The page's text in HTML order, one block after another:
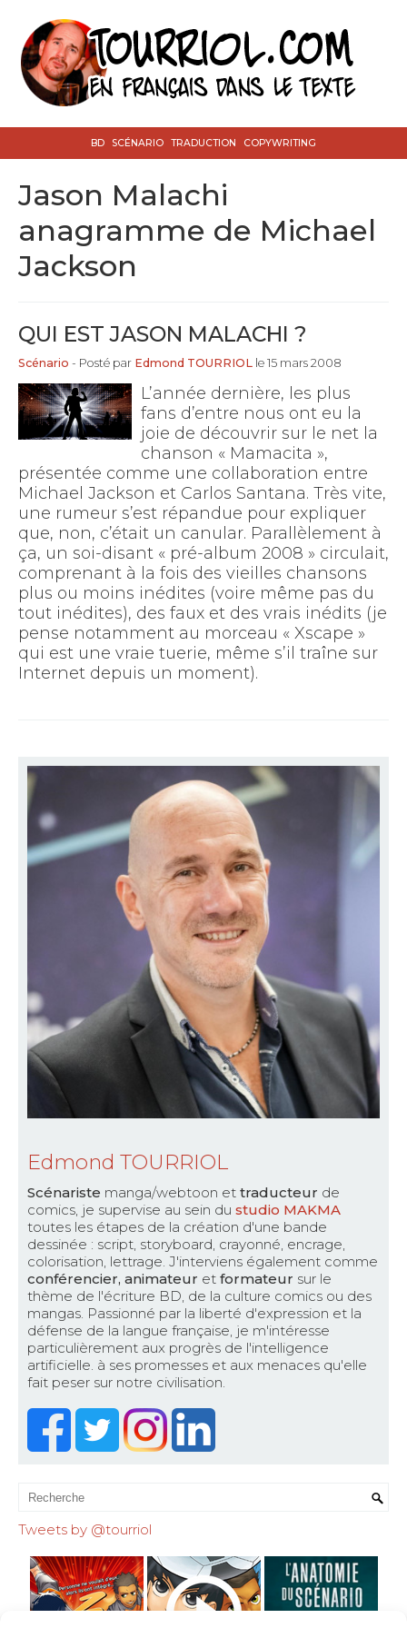
BD SCÉNARIO TRADUCTION COPYWRITING
Jason Malachi
anagramme de Michael
Jackson
QUI EST JASON MALACHI ?
Scénario - Posté par Edmond TOURRIOL le 15 mars 2008
L’année dernière, les plus
fans d’entre nous ont eu la
joie de découvrir sur le net la
chanson « Mamacita »,
présentée comme une collaboration entre
Michael Jackson et Carlos Santana. Très vite,
une rumeur s’est répandue pour expliquer
que, non, c’était un canular. Parallèlement à
ça, un soi-disant « pré-album 2008 » circulait,
comprenant à la fois des vieilles chansons
plus ou moins inédites (voire même pas du
tout inédites), des faux et des vrais inédits (je
pense notamment au morceau « Xscape »
qui est une vraie tuerie, même s’il traîne sur
Internet depuis un moment).
Edmond TOURRIOL
Scénariste manga/webtoon et traducteur de
comics, je supervise au sein du studio MAKMA
toutes les étapes de la création d'une bande
dessinée : script, storyboard, crayonné, encrage,
colorisation, lettrage. J'interviens également comme
conférencier, animateur et formateur sur le
thème de l'écriture BD, de la culture comics ou des
mangas. Passionné par la liberté d'expression et la
défense de la langue française, je m'intéresse
particulièrement aux progrès de l'intelligence
artificielle. à ses promesses et aux menaces qu'elle
fait peser sur notre civilisation.
Tweets by @tourriol